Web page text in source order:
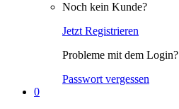
Noch kein Kunde?
Jetzt Registrieren
Probleme mit dem Login?
Passwort vergessen
0